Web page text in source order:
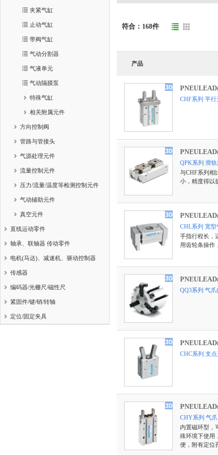
夹紧气缸
止动气缸
带阀气缸
气动分割器
气液单元
气动隔膜泵
特殊气缸
相关附属元件
方向控制阀
管路与管接头
气源处理元件
流量控制元件
压力/流量/温度等检测控制元件
气动辅助元件
真空元件
直线运动零件
轴承、联轴器 传动零件
电机(马达)、减速机、驱动控制器
传感器
编码器/光栅尺/磁性尺
紧固件/键/销/转轴
定位/固定夹具
符合： 168件
产品
CHF系列 平
QPK系列 滑
与CHF系列相
小，精度得以
CHL系列 宽型
手指行程长，
用齿轮条操作
QQ3系列 气
CHC系列 支
CHY系列 气
内置磁环型，
殊环境下使用
便，附有定位